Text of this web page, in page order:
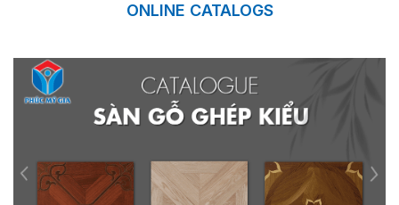
ONLINE CATALOGS